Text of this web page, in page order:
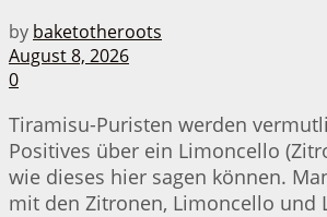
by baketotheroots
August 8, 2026
0
Tiramisu-Puristen werden
Positives über ein Limoncello
wie dieses hier sagen können.
mit den Zitronen, Limoncello und